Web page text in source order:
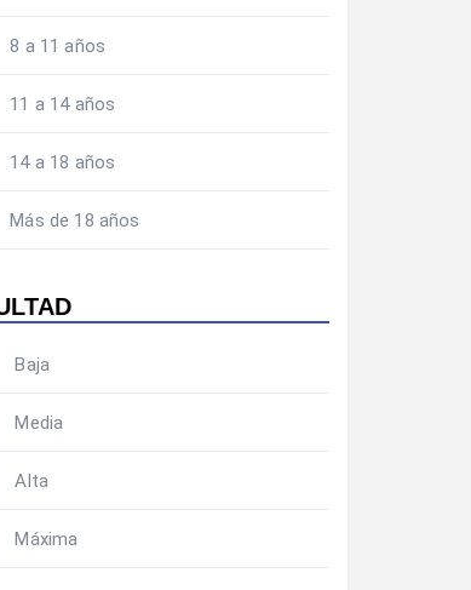
8 a 11 años
11 a 14 años
14 a 18 años
Más de 18 años
Baja
Media
Alta
Máxima